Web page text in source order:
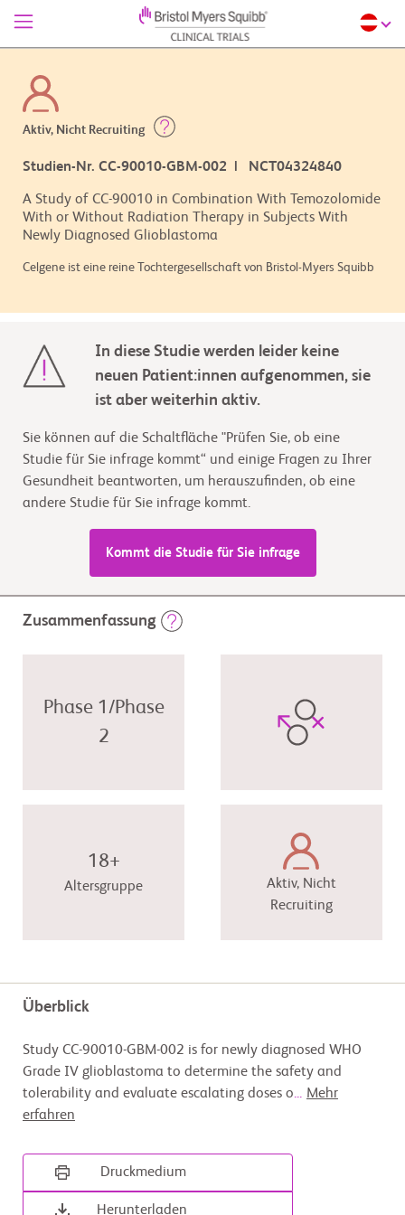
Aktiv, Nicht Recruiting
Studien-Nr. CC-90010-GBM-002 | NCT04324840
A Study of CC-90010 in Combination With Temozolomide
With or Without Radiation Therapy in Subjects With
Newly Diagnosed Glioblastoma
Celgene ist eine reine Tochtergesellschaft von Bristol-Myers Squibb
In diese Studie werden leider keine
neuen Patient:innen aufgenommen, sie
ist aber weiterhin aktiv.
Sie können auf die Schaltfläche "Prüfen Sie, ob eine
Studie für Sie infrage kommt“ und einige Fragen zu Ihrer
Gesundheit beantworten, um herauszufinden, ob eine
andere Studie für Sie infrage kommt.
Kommt die Studie für Sie infrage
Zusammenfassung
Phase 1/Phase
2
18+
Altersgruppe
Aktiv, Nicht
Recruiting
Überblick
Study CC-90010-GBM-002 is for newly diagnosed WHO
Grade IV glioblastoma to determine the safety and
tolerability and evaluate escalating doses o... Mehr
erfahren
Druckmedium
Herunterladen